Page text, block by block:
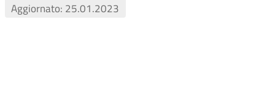
Aggiornato: 25.01.2023